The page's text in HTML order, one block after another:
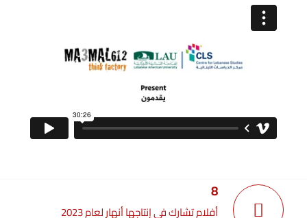
8
أفلام تشارك في إنتاجها أنهار لعام 2023